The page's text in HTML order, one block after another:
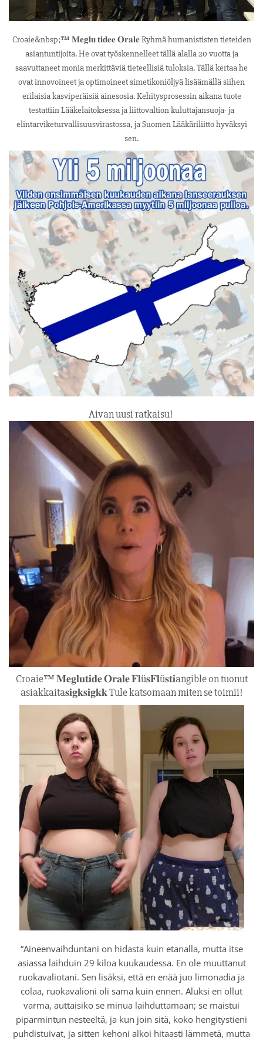
Croaie&nbsp;™ 𝐌𝐞𝐠𝐥𝐮 𝐭𝐢𝐝𝐞𝐞 𝐎𝐫𝐚𝐥𝐞 Ryhmä humanististen tieteiden
asiantuntijoita. He ovat työskennelleet tällä alalla 20 vuotta ja
saavuttaneet monia merkittäviä tieteellisiä tuloksia. Tällä kertaa he
ovat innovoineet ja optimoineet simetikoniöljyä lisäämällä siihen
erilaisia kasviperäisiä ainesosia. Kehitysprosessin aikana tuote
testattiin Lääkelaitoksessa ja liittovaltion kuluttajansuoja- ja
elintarviketurvallisuusvirastossa, ja Suomen Lääkäriliitto hyväksyi
sen.
Aivan uusi ratkaisu!
Croaie™ 𝐌𝐞𝐠𝐥𝐮𝐭𝐢𝐝𝐞 𝐎𝐫𝐚𝐥𝐞 𝐅𝐥ü𝐬𝐅𝐥ü𝐬𝐭𝐢angible on tuonut
asiakkaita𝐬𝐢𝐠𝐤𝐬𝐢𝐠𝐤𝐤 Tule katsomaan miten se toimii!
“Aineenvaihduntani on hidasta kuin etanalla, mutta itse
asiassa laihduin 29 kiloa kuukaudessa. En ole muuttanut
ruokavaliotani. Sen lisäksi, että en enää juo limonadia ja
colaa, ruokavalioni oli sama kuin ennen. Aluksi en ollut
varma, auttaisiko se minua laihduttamaan; se maistui
piparmintun nesteeltä, ja kun join sitä, koko hengitystieni
puhdistuivat, ja sitten kehoni alkoi hitaasti lämmetä, mutta